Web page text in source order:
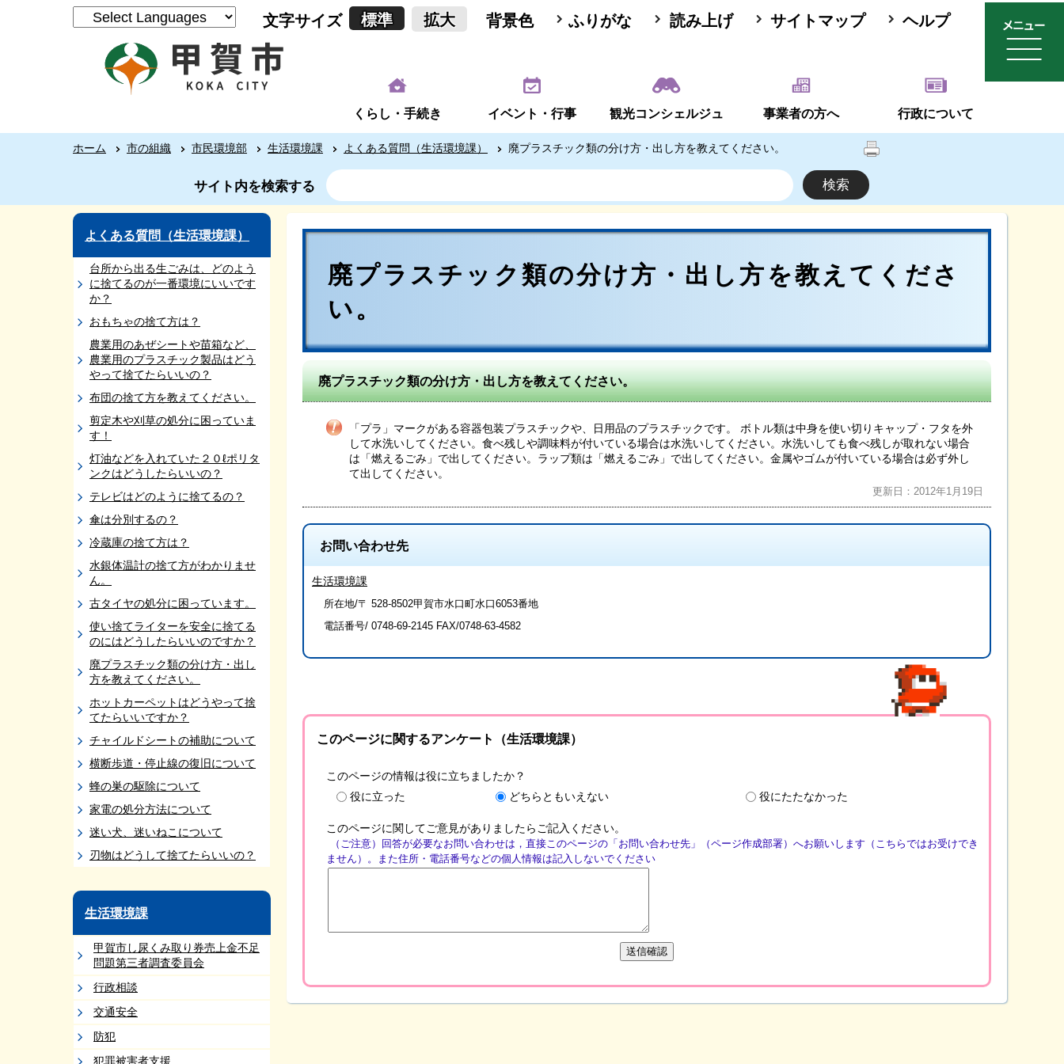
文字サイズ 標準 拡大 背景色 ふりがな 読み上げ サイトマップ ヘルプ
くらし・手続き イベント・行事 観光コンシェルジュ 事業者の方へ 行政について
ホーム 市の組織 市民環境部 生活環境課 よくある質問（生活環境課） 廃プラスチック類の分け方・出し方を教えてください。
サイト内を検索する
よくある質問（生活環境課）
台所から出る生ごみは、どのよう
に捨てるのが一番環境にいいです
か？
おもちゃの捨て方は？
農業用のあぜシートや苗箱など、
農業用のプラスチック製品はどう
やって捨てたらいいの？
布団の捨て方を教えてください。
剪定木や刈草の処分に困っていま
す！
灯油などを入れていた２０ℓポリタ
ンクはどうしたらいいの？
テレビはどのように捨てるの？
傘は分別するの？
冷蔵庫の捨て方は？
水銀体温計の捨て方がわかりませ
ん。
古タイヤの処分に困っています。
使い捨てライターを安全に捨てる
のにはどうしたらいいのですか？
廃プラスチック類の分け方・出し
方を教えてください。
ホットカーペットはどうやって捨
てたらいいですか？
チャイルドシートの補助について
横断歩道・停止線の復旧について
蜂の巣の駆除について
家電の処分方法について
迷い犬、迷いねこについて
刃物はどうして捨てたらいいの？
生活環境課
甲賀市し尿くみ取り券売上金不足
問題第三者調査委員会
行政相談
交通安全
防犯
犯罪被害者支援
廃プラスチック類の分け方・出し方を教えてくださ
い。
廃プラスチック類の分け方・出し方を教えてください。
「プラ」マークがある容器包装プラスチックや、日用品のプラスチックです。 ボトル類は中身を使い切りキャップ・フタを外
して水洗いしてください。食べ残しや調味料が付いている場合は水洗いしてください。水洗いしても食べ残しが取れない場合
は「燃えるごみ」で出してください。ラップ類は「燃えるごみ」で出してください。金属やゴムが付いている場合は必ず外し
て出してください。
更新日：2012年1月19日
お問い合わせ先
生活環境課
所在地/〒 528-8502甲賀市水口町水口6053番地
電話番号/ 0748-69-2145 FAX/0748-63-4582
このページに関するアンケート（生活環境課）
このページの情報は役に立ちましたか？
役に立った
どちらともいえない 役にたたなかった
このページに関してご意見がありましたらご記入ください。
（ご注意）回答が必要なお問い合わせは，直接このページの「お問い合わせ先」（ページ作成部署）へお願いします（こちらではお受けでき
ません）。また住所・電話番号などの個人情報は記入しないでください